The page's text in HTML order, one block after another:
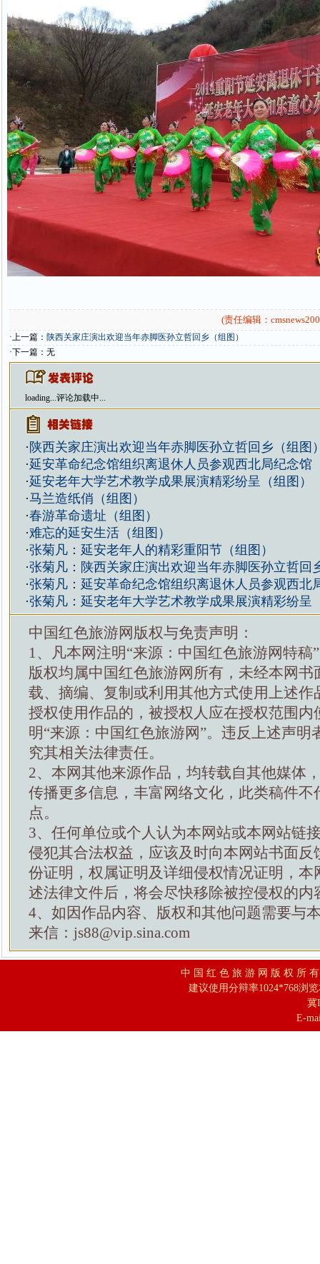
(责任编辑：
·上一篇： 陕西关家庄演出欢迎当年赤脚医孙立哲回乡（组图）
·下一篇：无
loading...评论加载中...
· 陕西关家庄演出欢迎当年赤脚医孙立哲回乡（组图
·延安革命纪念馆组织离退休人员参观西北局纪念馆
·延安老年大学艺术教学成果展演精彩纷呈（组图）
·马兰造纸俏（组图）
·春游革命遗址（组图）
·难忘的延安生活（组图）
·张菊凡：延安老年人的精彩重阳节（组图）
·张菊凡：陕西关家庄演出欢迎当年赤脚医孙立哲回
·张菊凡：延安革命纪念馆组织离退休人员参观西北
·张菊凡：延安老年大学艺术教学成果展演精彩纷呈
中国红色旅游网版权与免责声明：
1、凡本网注明“来源：中国红色旅游网特稿
版权均属中国红色旅游网所有，未经本网书
载、摘编、复制或利用其他方式使用上述作
授权使用作品的，被授权人应在授权范围内
明“来源：中国红色旅游网”。违反上述声明
究其相关法律责任。
2、本网其他来源作品，均转载自其他媒体
传播更多信息，丰富网络文化，此类稿件不
点。
3、任何单位或个人认为本网站或本网站链
侵犯其合法权益，应该及时向本网站书面反
份证明，权属证明及详细侵权情况证明，本
述法律文件后，将会尽快移除被控侵权的内
4、如因作品内容、版权和其他问题需要与
来信：js88@vip.sina.com
中 国 红 色 旅 游 网 版 权 所
建议使用分辩率1024*768浏
冀
E-